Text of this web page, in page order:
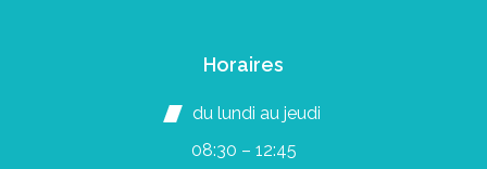
Horaires
du lundi au jeudi
08:30 – 12:45